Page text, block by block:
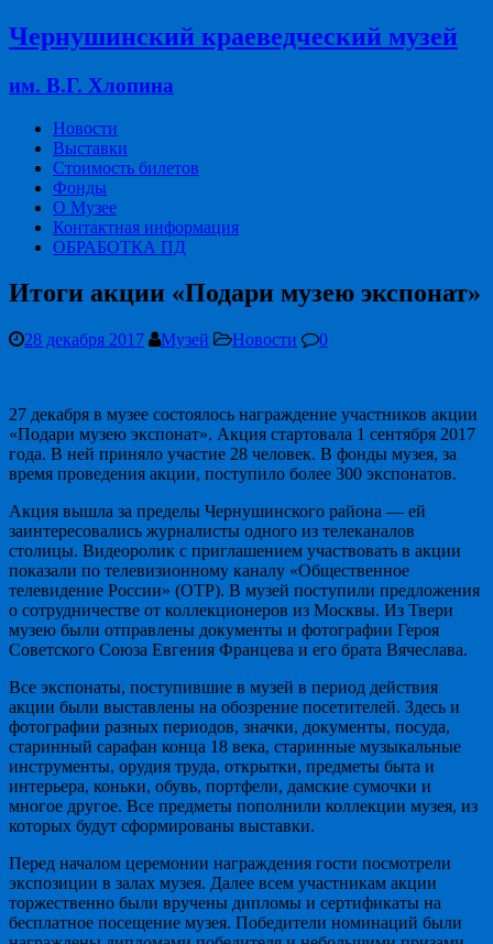
Чернушинский краеведческий музей
им. В.Г. Хлопина
Новости
Выставки
Стоимость билетов
Фонды
О Музее
Контактная информация
ОБРАБОТКА ПД
Итоги акции «Подари музею экспонат»
28 декабря 2017 Музей Новости 0
27 декабря в музее состоялось награждение участников акции
«Подари музею экспонат». Акция стартовала 1 сентября 2017
года. В ней приняло участие 28 человек. В фонды музея, за
время проведения акции, поступило более 300 экспонатов.
Акция вышла за пределы Чернушинского района — ей
заинтересовались журналисты одного из телеканалов
столицы. Видеоролик с приглашением участвовать в акции
показали по телевизионному каналу «Общественное
телевидение России» (ОТР). В музей поступили предложения
о сотрудничестве от коллекционеров из Москвы. Из Твери
музею были отправлены документы и фотографии Героя
Советского Союза Евгения Францева и его брата Вячеслава.
Все экспонаты, поступившие в музей в период действия
акции были выставлены на обозрение посетителей. Здесь и
фотографии разных периодов, значки, документы, посуда,
старинный сарафан конца 18 века, старинные музыкальные
инструменты, орудия труда, открытки, предметы быта и
интерьера, коньки, обувь, портфели, дамские сумочки и
многое другое. Все предметы пополнили коллекции музея, из
которых будут сформированы выставки.
Перед началом церемонии награждения гости посмотрели
экспозиции в залах музея. Далее всем участникам акции
торжественно были вручены дипломы и сертификаты на
бесплатное посещение музея. Победители номинаций были